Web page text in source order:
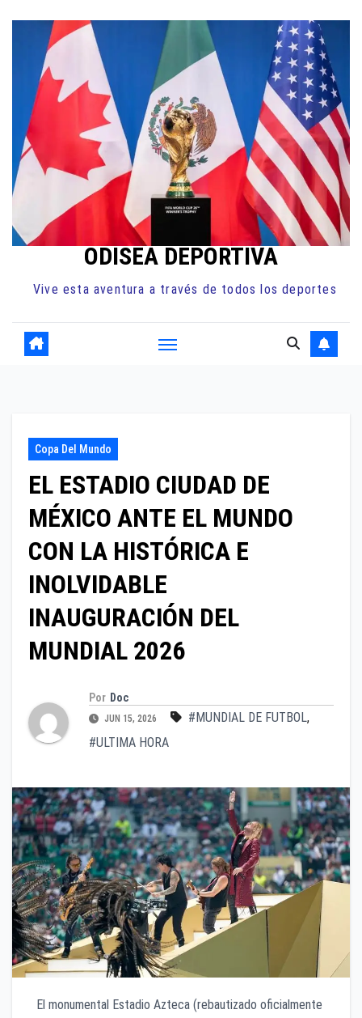
contenido
ODISEA DEPORTIVA
Vive esta aventura a través de todos los deportes
Copa Del Mundo
EL ESTADIO CIUDAD DE
MÉXICO ANTE EL MUNDO
CON LA HISTÓRICA E
INOLVIDABLE
INAUGURACIÓN DEL
MUNDIAL 2026
Por Doc
JUN 15, 2026 #MUNDIAL DE FUTBOL,
#ULTIMA HORA
El monumental Estadio Azteca (rebautizado oficialmente